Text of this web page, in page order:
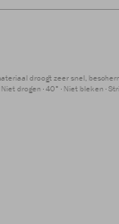
droogt zeer snel,
Niet drogen 40° Niet bleken